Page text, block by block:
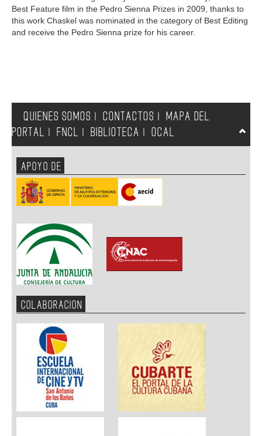
Best Feature film in the Pedro Sienna Prizes in 2009, thanks to
this work Chaskel was nominated in the category of Best Editing
and receive the Pedro Sienna prize for his career.
QUIENES SOMOS CONTACTOS
MAPA DEL
PORTAL
FNCL BIBLIOTECA OCAL
APOYO DE
COLABORACION